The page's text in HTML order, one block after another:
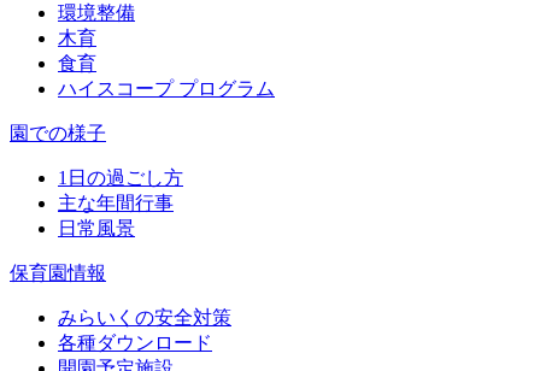
環境整備
木育
食育
ハイスコープ プログラム
園での様子
1日の過ごし方
主な年間行事
日常風景
保育園情報
みらいくの安全対策
各種ダウンロード